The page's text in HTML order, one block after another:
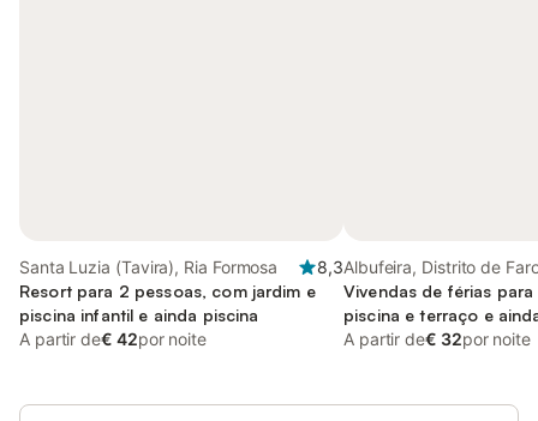
Santa Luzia (Tavira), Ria Formosa
8,3
Resort para 2 pessoas, com jardim e
piscina infantil e ainda piscina
A partir de€ 42por noite
Albufeira, Distrito de
Vivendas de férias
piscina e terraço e
A partir de€ 32por noite